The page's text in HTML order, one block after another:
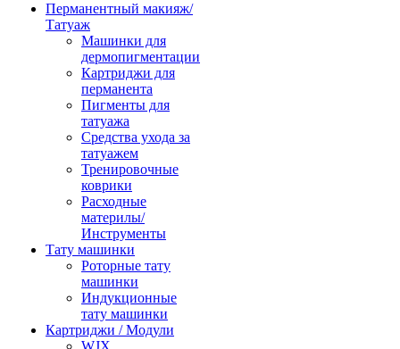
Перманентный макияж/
Татуаж
Машинки для
дермопигментации
Картриджи для
перманента
Пигменты для
татуажа
Средства ухода за
татуажем
Тренировочные
коврики
Расходные
материлы/
Инструменты
Тату машинки
Роторные тату
машинки
Индукционные
тату машинки
Картриджи / Модули
WJX